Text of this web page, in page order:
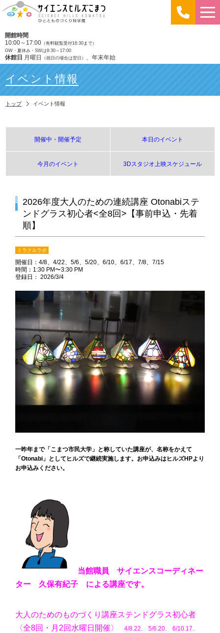
開館時間
10:00～17:00 （有料観覧受付16:30まで）
GW・夏休み・SWは9:30～17:00
休館日 月曜日 （祝日の場合は翌日） 、年末年始
イベント情報
トップ イベント情報
開催中・開催予定 本日のイベント
今月のイベント 3Dスタジオ上映スケジュール
2026年度大人のための連続講座 Otonabiステ
ンドグラス初心者<全8回>【事前申込・先着
順】
ミラクルラボ
開催日：4/8 4/22 5/6 5/20 6/10 6/17 7/8
7/15
時間：1:30 PM〜3:30 PM
登録日： 2026/3/4
一昨年まで「こまつ市民大学」と称していた講座が、名称をかえて
「Otonabi」としてヒルズで継続実施します。お申込みはヒルズHPより
お申込みください。
当館職員 サイエンスコーディネー
ター 久保有紀子 による講座です。
大人のためのものづくり講座ステンドグラス初心者
〈全8回・月2回水曜日開催〉
4/8.22. 5/6.20. 6/10.17.